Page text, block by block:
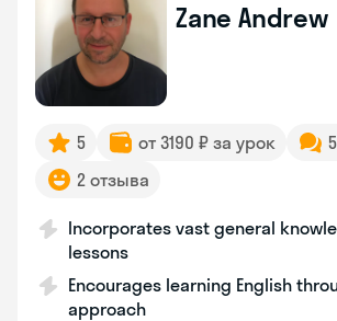
Zane Andrew
5 от 3190 ₽ за урок
2 отзыва
Incorporates vast general
lessons
Encourages learning English
approach